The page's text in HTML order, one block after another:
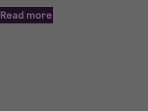
Read more